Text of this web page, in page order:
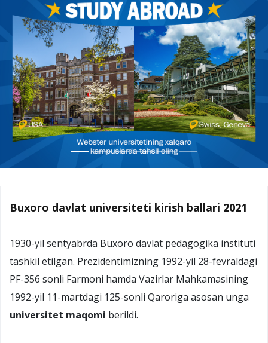
Buxoro davlat universiteti kirish ballari 2021
1930-yil sentyabrda Buxoro davlat pedagogika instituti
tashkil etilgan. Prezidentimizning 1992-yil 28-fevraldagi
PF-356 sonli Farmoni hamda Vazirlar Mahkamasining
1992-yil 11-martdagi 125-sonli Qaroriga asosan unga
universitet maqomi berildi.